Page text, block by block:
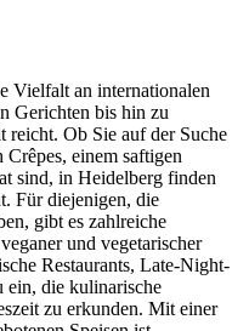
Vielfalt an internationalen
Gerichten bis hin zu
reicht. Ob Sie auf der Suche
Crêpes, einem saftigen
sind, in Heidelberg finden
Für diejenigen, die
gibt es zahlreiche
und vegetarischer
Restaurants, Late-Night-
ein, die kulinarische
zu erkunden. Mit einer